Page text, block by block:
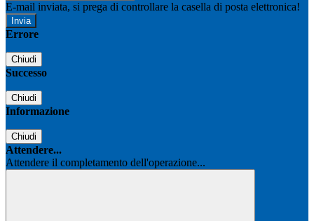
E-mail inviata, si prega di controllare la casella di posta elettronica!
Errore
Chiudi
Successo
Chiudi
Informazione
Chiudi
Attendere...
Attendere il completamento dell'operazione...